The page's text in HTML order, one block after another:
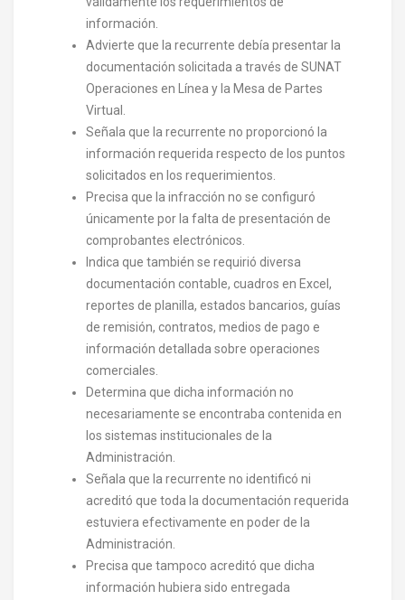
información.
Advierte que la recurrente debía presentar la
documentación solicitada a través de SUNAT
Operaciones en Línea y la Mesa de Partes
Virtual.
Señala que la recurrente no proporcionó la
información requerida respecto de los puntos
solicitados en los requerimientos.
Precisa que la infracción no se configuró
únicamente por la falta de presentación de
comprobantes electrónicos.
Indica que también se requirió diversa
documentación contable, cuadros en Excel,
reportes de planilla, estados bancarios, guías
de remisión, contratos, medios de pago e
información detallada sobre operaciones
comerciales.
Determina que dicha información no
necesariamente se encontraba contenida en
los sistemas institucionales de la
Administración.
Señala que la recurrente no identificó ni
acreditó que toda la documentación requerida
estuviera efectivamente en poder de la
Administración.
Precisa que tampoco acreditó que dicha
información hubiera sido entregada